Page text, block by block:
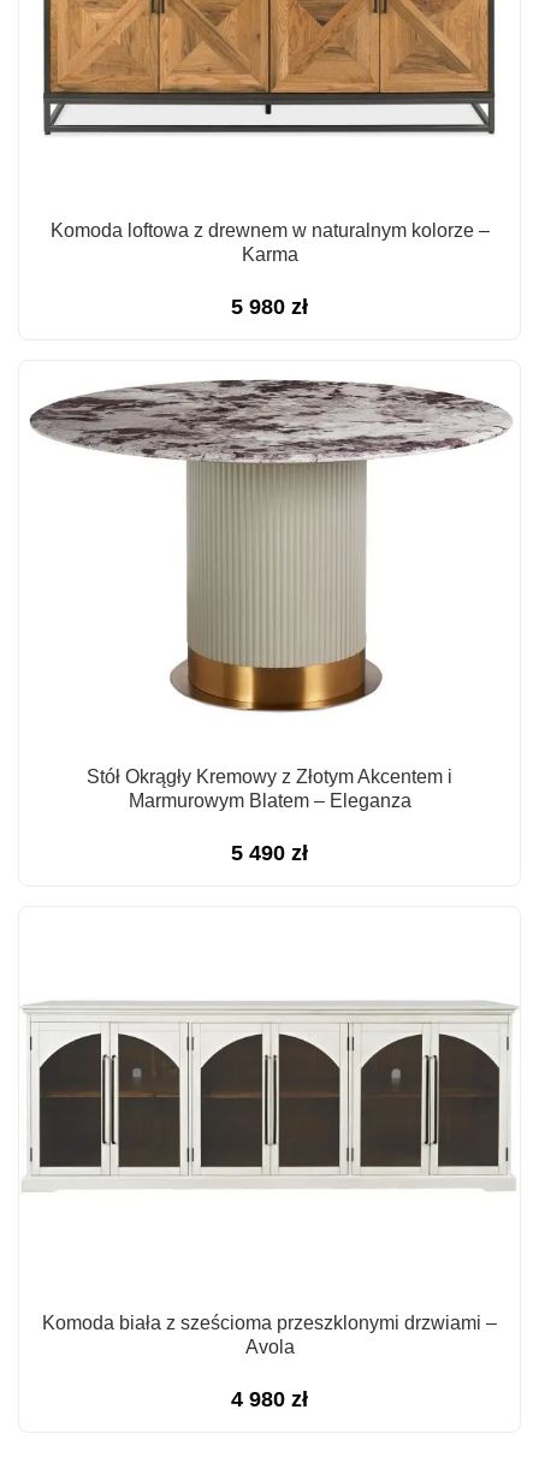
Komoda loftowa z drewnem w naturalnym kolorze –
Karma
5 980 zł
Stół Okrągły Kremowy z Złotym Akcentem i
Marmurowym Blatem – Eleganza
5 490 zł
Komoda biała z sześcioma przeszklonymi drzwiami –
Avola
4 980 zł